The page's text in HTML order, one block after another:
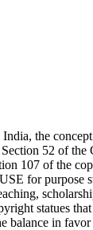
the
52 of the
107 of the
for purpose
statues
balance in